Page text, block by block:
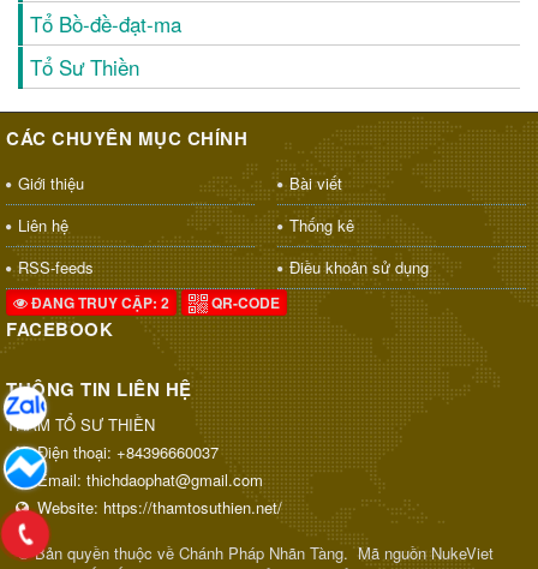
Tổ Bồ-đề-đạt-ma
Tổ Sư Thiền
CÁC CHUYÊN MỤC CHÍNH
Giới thiệu
Bài viết
Liên hệ
Thống kê
RSS-feeds
Điều khoản sử dụng
ĐANG TRUY CẬP: 2 QR-CODE
FACEBOOK
THÔNG TIN LIÊN HỆ
THAM TỔ SƯ THIỀN
Điện thoại: +84396660037
Email: thichdaophat@gmail.com
Website: https://thamtosuthien.net/
© Bản quyền thuộc về Chánh Pháp Nhãn Tàng.Mã nguồnNukeViet